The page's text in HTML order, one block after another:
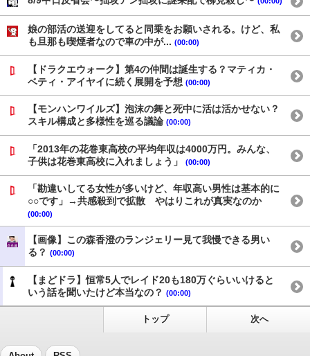
娘の部活の送迎をしてると同乗をお願いされる。けど、私
も旦那も喫煙者なので車の中が... (00:00)
【ドラクエウォーク】第4の仲間は誕生する？マティカ・
ベティ・アイヤイに続く展開を予想 (00:00)
【モンハンワイルズ】泡沫の舞と死中に活は活かせない？
スキル構成と多様性を巡る議論 (00:00)
「2013年の花巻東高校の平均年収は4000万円。みんな、
子供は花巻東高校に入れましょう」
(00:00)
「勘違いしてる女性が多いけど、年収高い男性は基本的に
○○です」→共感殺到で拡散 やはりこれが真実なのか
(00:00)
【画像】この森香澄のランジェリー見て我慢できる男い
る？ (00:00)
【まどドラ】恒常5人でレイド20も180万ぐらいいけると
いう話を聞いたけど本当なの？ (00:00)
トップ 次へ